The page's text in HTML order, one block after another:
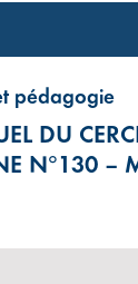
pédagogie
DU
N°130 –